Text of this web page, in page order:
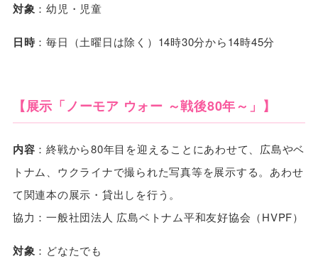
対象 ：幼児・児童
日時：毎日（土曜日は除く）14時30分から14時45分
【展示「ノーモア ウォー ～戦後80年～」】
内容 ：終戦から80年目を迎えることにあわせて、広島やベ
トナム、ウクライナで撮られた写真等を展示する。あわせ
て関連本の展示・貸出しを行う。
協力：一般社団法人 広島ベトナム平和友好協会（HVPF）
対象 ：どなたでも